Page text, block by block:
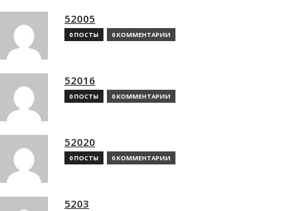
52005
0 ПОСТЫ 0 КОММЕНТАРИИ
52016
0 ПОСТЫ 0 КОММЕНТАРИИ
52020
0 ПОСТЫ 0 КОММЕНТАРИИ
5203